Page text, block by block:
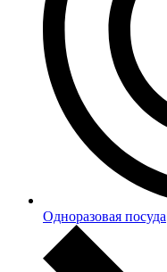
Одноразовая посуда